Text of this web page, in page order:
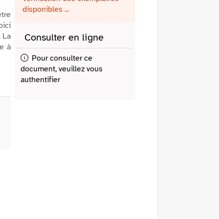
La
à
disponibles ...
Consulter en ligne
Pour consulter ce
document, veuillez vous
authentifier